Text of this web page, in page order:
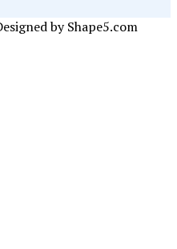
by Shape5.com